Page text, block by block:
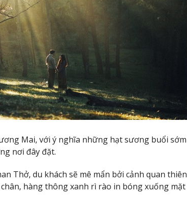
Mai, với ý nghĩa những hạt sương buổi sớm
nơi đây đặt.
Thở, du khách sẽ mê mẩn bởi cảnh quan thiên
hàng thông xanh rì rào in bóng xuống mặt